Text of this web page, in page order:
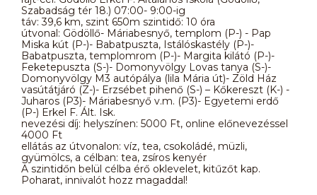
Szabadság tér 18.) 07:00- 9:00-ig
táv: 39,6 km, szint 650m szintidő: 10 óra
útvonal: Gödöllő- Máriabesnyő, templom (P-) - Pap
Miska kút (P-)- Babatpuszta, Istálóskastély (P-)-
Babatpuszta, templomrom (P-)- Margita kilátó (P-)-
Feketepuszta (S-)- Domonyvölgy Lovas tanya (S-)-
Domonyvölgy M3 autópálya (lila Mária út)- Zöld Ház
vasútátjáró (Z-)- Erzsébet pihenő (S-) – Kőkereszt (K-) -
Juharos (P3)- Máriabesnyő v.m. (P3)- Egyetemi erdő
(P-) Erkel F. Ált. Isk.
nevezési díj: helyszínen: 5000 Ft, online előnevezéssel
4000 Ft
ellátás az útvonalon: víz, tea, csokoládé, müzli,
gyümölcs, a célban: tea, zsíros kenyér
A szintidőn belül célba érő oklevelet, kitűzőt kap.
Poharat, innivalót hozz magaddal!